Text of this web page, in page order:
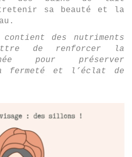
sa beauté et la
des nutriments
de renforcer la
pour préserver
fermeté et l’éclat de